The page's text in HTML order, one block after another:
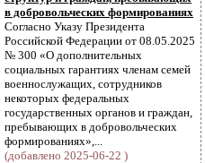
в добровольческих формированиях
Согласно Указу Президента
Российской Федерации от 08.05.2025
№ 300 «О дополнительных
социальных гарантиях членам семей
военнослужащих, сотрудников
некоторых федеральных
государственных органов и граждан,
пребывающих в добровольческих
формированиях»,...
(добавлено 2025-06-22 )